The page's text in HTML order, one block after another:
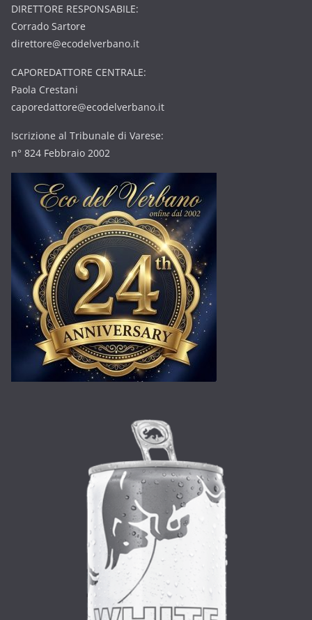
DIRETTORE RESPONSABILE:
Corrado Sartore
direttore@ecodelverbano.it
CAPOREDATTORE CENTRALE:
Paola Crestani
caporedattore@ecodelverbano.it
Iscrizione al Tribunale di Varese:
n° 824 Febbraio 2002